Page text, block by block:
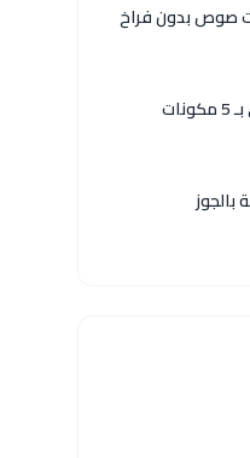
صوص بدون فراخ